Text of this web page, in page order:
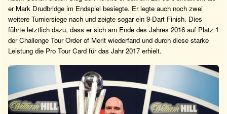
er Mark Drudbridge im Endspiel besiegte. Er legte auch noch zwei
weitere Turniersiege nach und zeigte sogar ein 9-Dart Finish. Dies
führte letztlich dazu, dass er sich am Ende des Jahres 2016 auf Platz 1
der Challenge Tour Order of Merit wiederfand und durch diese starke
Leistung die Pro Tour Card für das Jahr 2017 erhielt.